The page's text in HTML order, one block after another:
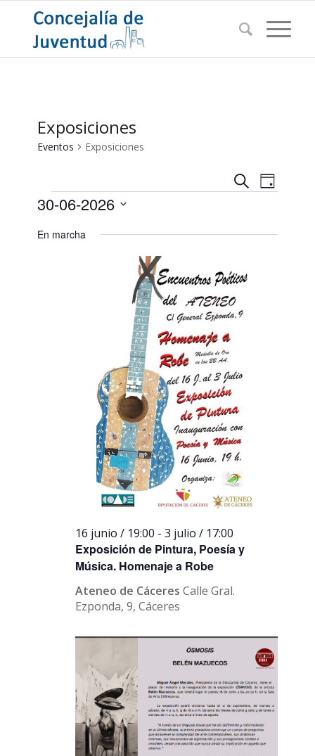
Exposiciones
Eventos Exposiciones
y
vistas
de
Eventos
Buscar
de
Evento
Día
Eventos
30-06-2026
fecha.
En marcha
Exposición de Pintura, Poesía y
Música. Homenaje a Robe
16 junio / 19:00 -3 julio / 17:00
Ateneo de CáceresCalle Gral.
Ezponda, 9, Cáceres